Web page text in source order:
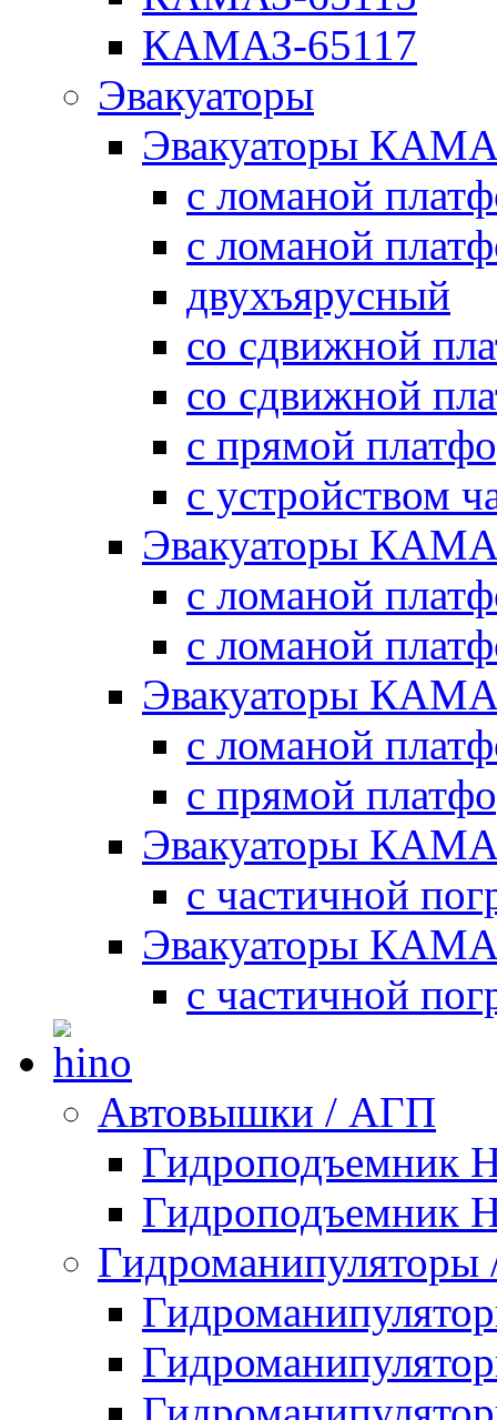
КАМАЗ-65117
Эвакуаторы
Эвакуаторы
с ломаной
с ломаной
двухъярусный
со сдвижной
со сдвижной
с прямой
с устройством
Эвакуаторы
с ломаной
с ломаной
Эвакуаторы
с ломаной
с прямой
Эвакуаторы
с частичной
Эвакуаторы
с частичной
Автовышки / АГП
Гидроподъемник
Гидроподъемник